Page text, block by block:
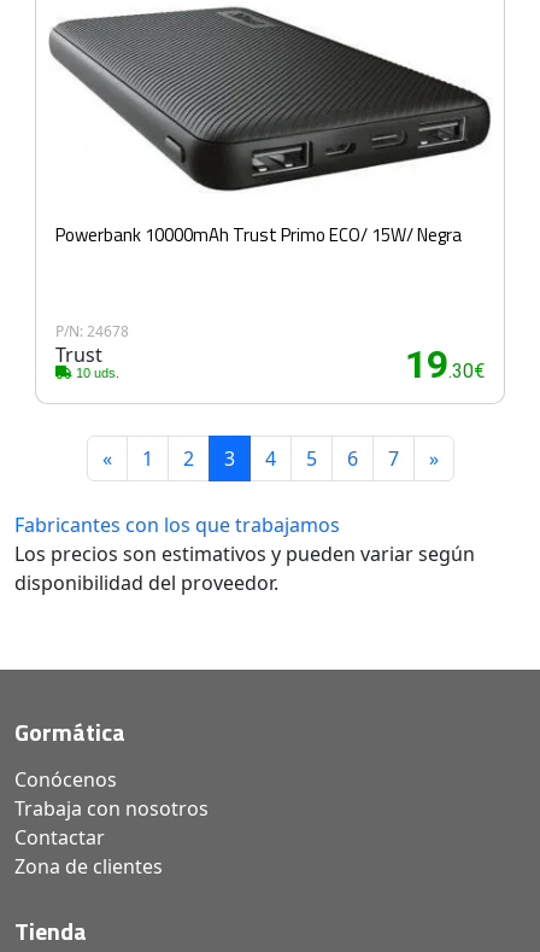
Powerbank 10000mAh Trust Primo ECO/ 15W/ Negra
P/N: 24678
Trust
10 uds. 19.30€
« 1 2 3 4 5 6 7 »
Fabricantes con los que trabajamos
Los precios son estimativos y pueden variar según
disponibilidad del proveedor.
Gormática
Conócenos
Trabaja con nosotros
Contactar
Zona de clientes
Tienda